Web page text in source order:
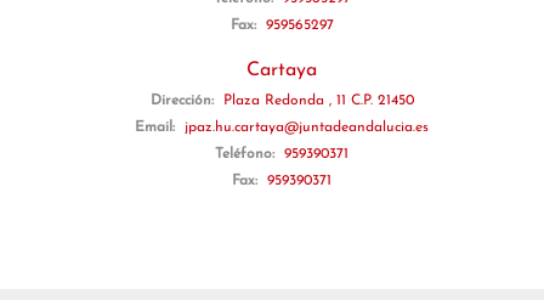
Fax:
959565297
Cartaya
Dirección:
Plaza Redonda , 11 C.P. 21450
Email:
jpaz.hu.cartaya@juntadeandalucia.es
Teléfono:
959390371
Fax:
959390371